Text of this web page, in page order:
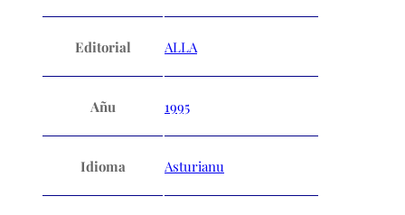
Editorial ALLA
Añu 1995
Idioma Asturianu